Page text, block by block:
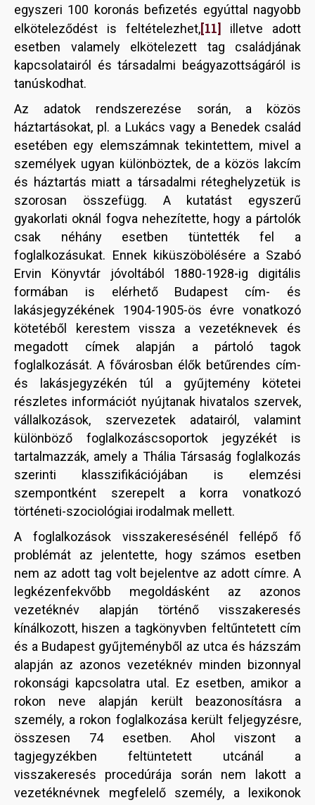
egyszeri 100 koronás befizetés egyúttal nagyobb
elköteleződést is feltételezhet,[11] illetve adott
esetben valamely elkötelezett tag családjának
kapcsolatairól és társadalmi beágyazottságáról is
tanúskodhat.
Az adatok rendszerezése során, a közös
háztartásokat, pl. a Lukács vagy a Benedek család
esetében egy elemszámnak tekintettem, mivel a
személyek ugyan különböztek, de a közös lakcím
és háztartás miatt a társadalmi réteghelyzetük is
szorosan összefügg. A kutatást egyszerű
gyakorlati oknál fogva nehezítette, hogy a pártolók
csak néhány esetben tüntették fel a
foglalkozásukat. Ennek kiküszöbölésére a Szabó
Ervin Könyvtár jóvoltából 1880-1928-ig digitális
formában is elérhető Budapest cím- és
lakásjegyzékének 1904-1905-ös évre vonatkozó
kötetéből kerestem vissza a vezetéknevek és
megadott címek alapján a pártoló tagok
foglalkozását. A fővárosban élők betűrendes cím-
és lakásjegyzékén túl a gyűjtemény kötetei
részletes információt nyújtanak hivatalos szervek,
vállalkozások, szervezetek adatairól, valamint
különböző foglalkozáscsoportok jegyzékét is
tartalmazzák, amely a Thália Társaság foglalkozás
szerinti klasszifikációjában is elemzési
szempontként szerepelt a korra vonatkozó
történeti-szociológiai irodalmak mellett.
A foglalkozások visszakeresésénél fellépő fő
problémát az jelentette, hogy számos esetben
nem az adott tag volt bejelentve az adott címre. A
legkézenfekvőbb megoldásként az azonos
vezetéknév alapján történő visszakeresés
kínálkozott, hiszen a tagkönyvben feltűntetett cím
és a Budapest gyűjteményből az utca és házszám
alapján az azonos vezetéknév minden bizonnyal
rokonsági kapcsolatra utal. Ez esetben, amikor a
rokon neve alapján került beazonosításra a
személy, a rokon foglalkozása került feljegyzésre,
összesen 74 esetben. Ahol viszont a
tagjegyzékben feltüntetett utcánál a
visszakeresés procedúrája során nem lakott a
vezetéknévnek megfelelő személy, a lexikonok